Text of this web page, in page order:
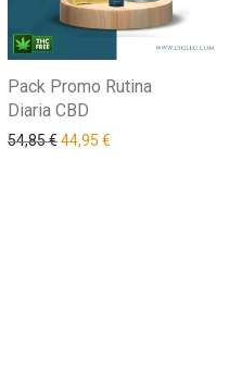
Pack Promo Rutina
Diaria CBD
54,85€44,95 €